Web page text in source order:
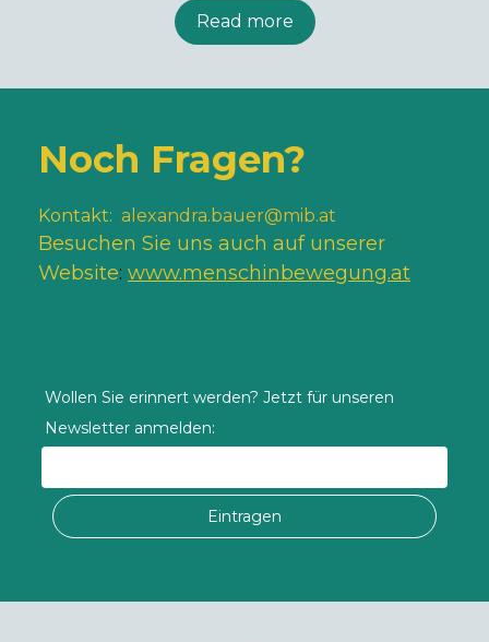
Read more
Noch Fragen?
Kontakt: alexandra.bauer@mib.at
Besuchen Sie uns auch auf unserer
Website: www.menschinbewegung.at
Wollen Sie erinnert werden? Jetzt für unseren
Newsletter anmelden:
Eintragen